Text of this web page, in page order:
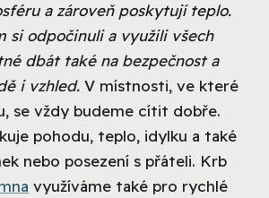
a zároveň poskytují teplo.
si odpočinuli a využili všech
dbát také na bezpečnost a
i vzhled. V místnosti, ve které
se vždy budeme cítit dobře.
pohodu, teplo, idylku a také
nebo posezení s přáteli. Krb
využíváme také pro rychlé